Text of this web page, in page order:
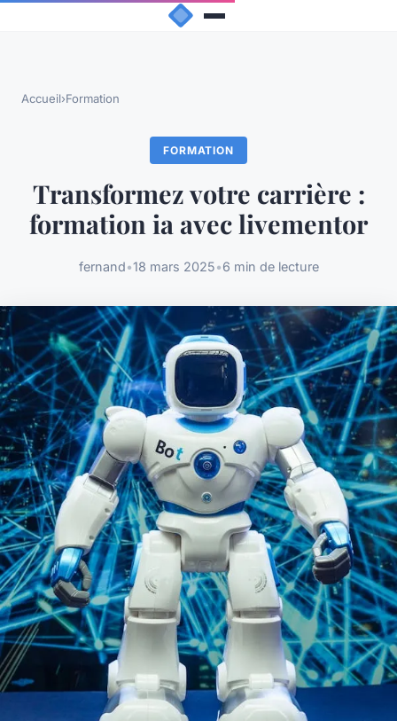
Accueil›Formation
FORMATION
Transformez votre carrière :
formation ia avec livementor
fernand•18 mars 2025•6 min de lecture